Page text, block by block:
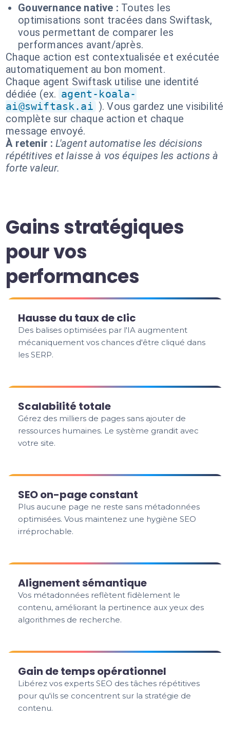
Gouvernance native : Toutes les
optimisations sont tracées dans Swiftask,
vous permettant de comparer les
performances avant/après.
Chaque action est contextualisée et exécutée
automatiquement au bon moment.
Chaque agent Swiftask utilise une identité
dédiée (ex. agent-koala-
ai@swiftask.ai ). Vous gardez une visibilité
complète sur chaque action et chaque
message envoyé.
À retenir : L'agent automatise les décisions
répétitives et laisse à vos équipes les actions à
forte valeur.
Gains stratégiques
pour vos
performances
Hausse du taux de clic
Des balises optimisées par l'IA augmentent
mécaniquement vos chances d'être cliqué dans
les SERP.
Scalabilité totale
Gérez des milliers de pages sans ajouter de
ressources humaines. Le système grandit avec
votre site.
SEO on-page constant
Plus aucune page ne reste sans métadonnées
optimisées. Vous maintenez une hygiène SEO
irréprochable.
Alignement sémantique
Vos métadonnées reflètent fidèlement le
contenu, améliorant la pertinence aux yeux des
algorithmes de recherche.
Gain de temps opérationnel
Libérez vos experts SEO des tâches répétitives
pour qu'ils se concentrent sur la stratégie de
contenu.